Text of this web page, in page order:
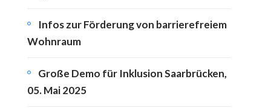
Infos zur Förderung von barrierefreiem
Wohnraum
Große Demo für Inklusion Saarbrücken,
05. Mai 2025